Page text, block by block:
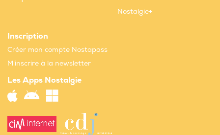
Nostalgie+
Inscription
Créer mon compte Nostapass
M'inscrire à la newsletter
Les Apps Nostalgie